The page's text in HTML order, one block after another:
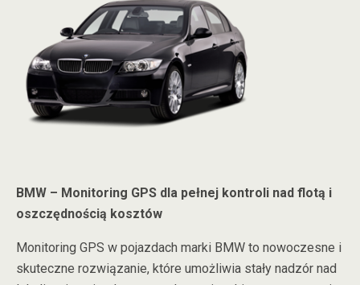
BMW – Monitoring GPS dla pełnej kontroli nad flotą i
oszczędnością kosztów
Monitoring GPS w pojazdach marki BMW to nowoczesne i
skuteczne rozwiązanie, które umożliwia stały nadzór nad